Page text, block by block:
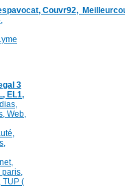
Couvr92,
,
3
EL1,
Web,
,
,
paris,
TUP (